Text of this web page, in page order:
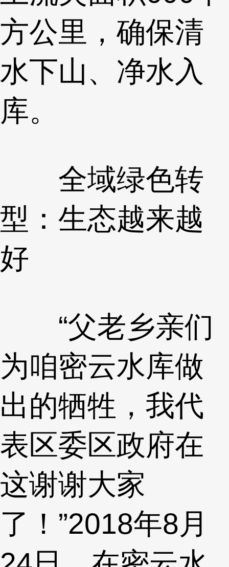
方公里，确保清
水下山、净水入
库。
全域绿色转
型：生态越来越
好
“父老乡亲们
为咱密云水库做
出的牺牲，我代
表区委区政府在
这谢谢大家
了！”2018年8月